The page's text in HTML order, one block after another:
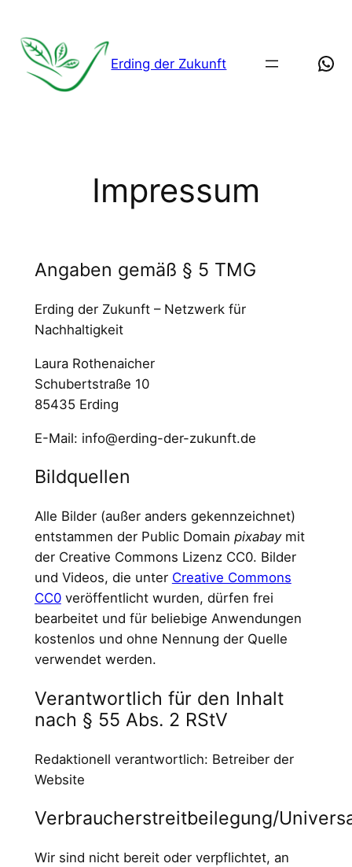
Inhalt
springen
Erding der Zukunft
Impressum
Angaben gemäß § 5 TMG
Erding der Zukunft – Netzwerk für
Nachhaltigkeit
Laura Rothenaicher
Schubertstraße 10
85435 Erding
E-Mail: info@erding-der-zukunft.de
Bildquellen
Alle Bilder (außer anders gekennzeichnet)
entstammen der Public Domain pixabaymit
der Creative Commons Lizenz CC0. Bilder
und Videos, die unter Creative Commons
CC0veröffentlicht wurden, dürfen frei
bearbeitet und für beliebige Anwendungen
kostenlos und ohne Nennung der Quelle
verwendet werden.
Verantwortlich für den Inhalt
nach § 55 Abs. 2 RStV
Redaktionell verantwortlich: Betreiber der
Website
Verbraucherstreitbeilegung/
Wir sind nicht bereit oder verpflichtet, an